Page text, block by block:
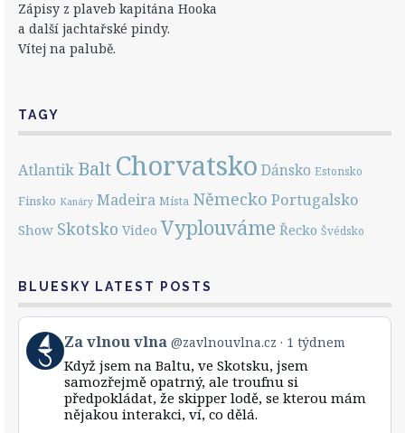
Zápisy z plaveb kapitána Hooka
a další jachtařské pindy.
Vítej na palubě.
TAGY
Atlantik Balt Chorvatsko Dánsko Estonsko
Finsko Kanáry Madeira Místa Německo Portugalsko
Show Skotsko Video Vyplouváme Řecko Švédsko
BLUESKY LATEST POSTS
View
post
by
Za vlnou vlna @zavlnouvlna.cz 1 týdnem
Když jsem na Baltu, ve Skotsku, jsem
samozřejmě opatrný, ale troufnu si
předpokládat, že skipper lodě, se kterou mám
nějakou interakci, ví, co dělá.